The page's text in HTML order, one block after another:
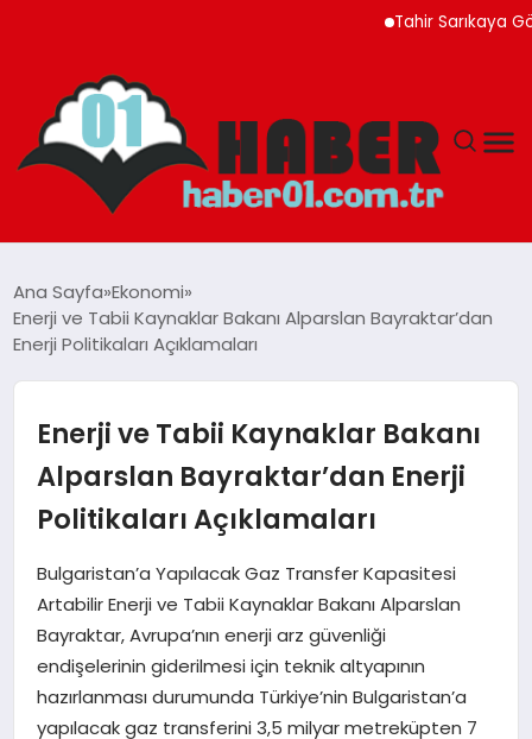
Tahir Sarıkaya
ADANA
GÜNDEM
MAGAZIN
EĞITIM
TEKNOLOJI
Ana Sayfa Ekonomi
Enerji ve Tabii Kaynaklar Bakanı Alparslan Bayraktar’dan
Enerji Politikaları Açıklamaları
Enerji ve Tabii Kaynaklar Bakanı
Alparslan Bayraktar’dan Enerji
Politikaları Açıklamaları
Bulgaristan’a Yapılacak Gaz Transfer Kapasitesi
Artabilir Enerji ve Tabii Kaynaklar Bakanı Alparslan
Bayraktar, Avrupa’nın enerji arz güvenliği
endişelerinin giderilmesi için teknik altyapının
hazırlanması durumunda Türkiye’nin Bulgaristan’a
yapılacak gaz transferini 3,5 milyar metreküpten 7